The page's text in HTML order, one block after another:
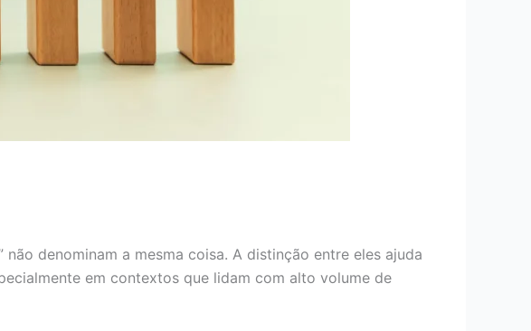
denominam a mesma coisa. A distinção entre eles ajuda
em contextos que lidam com alto volume de